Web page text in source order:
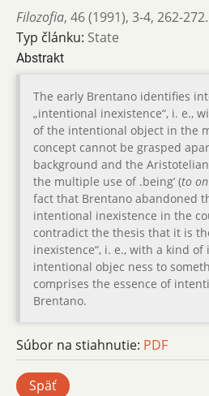
Filozofia, 46 (1991), 3-4, 262-272.
Typ článku: State
Abstrakt
The early Brentano identifies
„intentional inexistence“, i. e.,
of the intentional object in the
concept cannot be grasped
background and the
the multiple use of .being’ (to
fact that Brentano abandoned
intentional inexistence in the
contradict the thesis that it is
inexistence“, i. e., with a kind
intentional objec ness to
comprises the essence of
Brentano.
Súbor na stiahnutie: PDF
Späť